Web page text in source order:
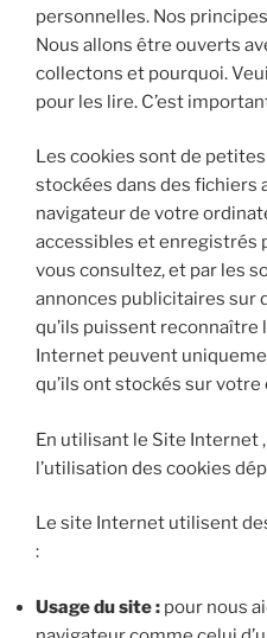
personnelles. Nos
Nous allons être ouverts
collectons et pourquoi.
pour les lire. C’est
Les cookies sont de
stockées dans des fichiers
navigateur de votre
accessibles et enregistrés
vous consultez, et par les
annonces publicitaires sur
qu’ils puissent reconnaître
Internet peuvent
qu’ils ont stockés sur
En utilisant le Site Internet
l’utilisation des cookies
Le site Internet utilisent
:
Usage du site : pour nous